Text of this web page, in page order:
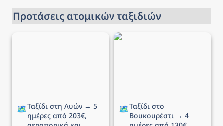
Προτάσεις ατομικών ταξιδιών
🗺️Ταξίδι στη Λυών → 5
ημέρες από 203€,
Ταξίδι στο Βουκουρέστι
🗺️Ταξίδι στο
Βουκουρέστι → 4